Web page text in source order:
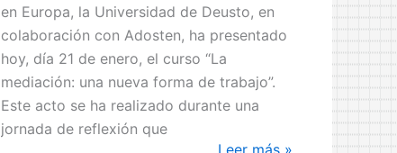
en Europa, la Universidad de Deusto, en
colaboración con Adosten, ha presentado
hoy, día 21 de enero, el curso “La
mediación: una nueva forma de trabajo”.
Este acto se ha realizado durante una
jornada de reflexión que
La
Leer más »